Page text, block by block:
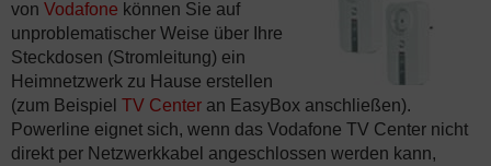
von Vodafone können Sie auf
unproblematischer Weise über Ihre
Steckdosen (Stromleitung) ein
Heimnetzwerk zu Hause erstellen
(zum Beispiel TV Center an EasyBox anschließen).
Powerline eignet sich, wenn das Vodafone TV Center nicht
direkt per Netzwerkkabel angeschlossen werden kann,